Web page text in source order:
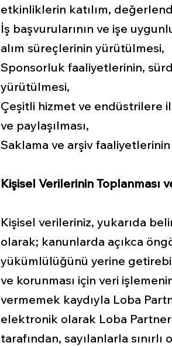
etkinliklerin katılım,
İş başvurularının ve işe
alım süreçlerinin yürütülmesi,
Sponsorluk faaliyetlerinin,
yürütülmesi,
Çeşitli hizmet ve endüstrilere
ve paylaşılması,
Saklama ve arşiv
Kişisel Verilerinin Toplanması
Kişisel verileriniz, yukarıda
olarak; kanunlarda açıkca
yükümlülüğünü yerine
ve korunması için veri
vermemek kaydıyla Loba
elektronik olarak Loba
tarafından, sayılanlarla